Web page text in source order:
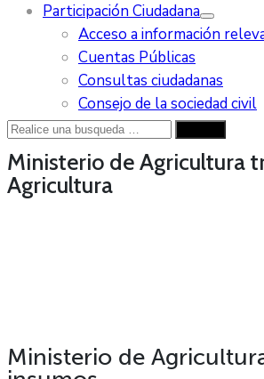
Participación Ciudadana
Acceso a información
Cuentas Públicas
Consultas ciudadanas
Consejo de la sociedad civil
Ministerio de Agricultura
Agricultura
Ministerio de